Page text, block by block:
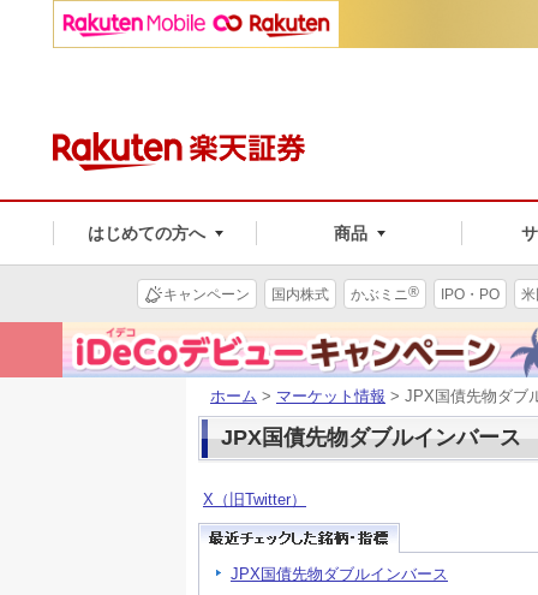
はじめての方へ 商品
キャンペーン 国内株式 かぶミニ® IPO・PO
ホーム > マーケット情報 > JPX国債先物ダブ
JPX国債先物ダブルインバース
X（旧Twitter）
JPX国債先物ダブルインバース